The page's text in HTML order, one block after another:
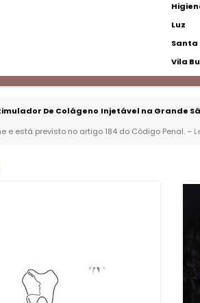
Luz
Santa
Vila
De Colágeno Injetável na Grande
e está previsto no artigo 184 do Código Penal. –